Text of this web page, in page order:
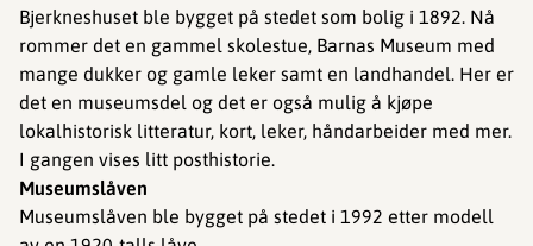
Bjerkneshuset ble bygget på stedet som bolig i 1892. Nå
rommer det en gammel skolestue, Barnas Museum med
mange dukker og gamle leker samt en landhandel. Her er
det en museumsdel og det er også mulig å kjøpe
lokalhistorisk litteratur, kort, leker, håndarbeider med mer.
I gangen vises litt posthistorie.
Museumslåven
Museumslåven ble bygget på stedet i 1992 etter modell